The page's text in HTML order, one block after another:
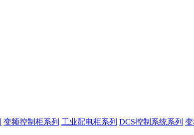
变频控制柜系列 工业配电柜系列 DCS控制系统系列